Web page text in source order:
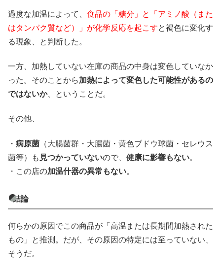
過度な加温によって、 食品の「糖分」と「アミノ酸（また
はタンパク質など）」が化学反応を起こすと褐色に変化す
る現象、と判断した。
一方、加熱していない在庫の商品の中身は変色していなか
った。そのことから加熱によって変色した可能性があるの
ではないか、ということだ。
その他、
・ 病原菌 （大腸菌群・大腸菌・黄色ブドウ球菌・セレウス
菌等）も 見つかっていないので、 健康に影響もない。
・この店の加温什器の異常もない。
結論
何らかの原因でこの商品が「高温または長期間加熱された
もの」と推測。だが、その原因の特定には至っていない、
そうだ。